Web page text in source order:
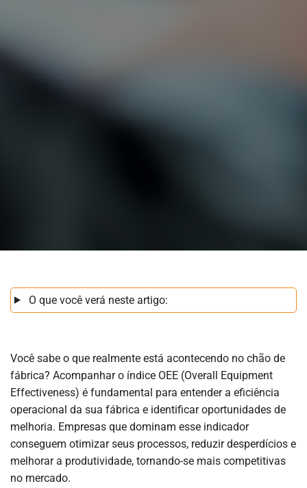
O que você verá neste artigo:
Você sabe o que realmente está acontecendo no chão de
fábrica? Acompanhar o índice OEE (Overall Equipment
Effectiveness) é fundamental para entender a eficiência
operacional da sua fábrica e identificar oportunidades de
melhoria. Empresas que dominam esse indicador
conseguem otimizar seus processos, reduzir desperdícios e
melhorar a produtividade, tornando-se mais competitivas
no mercado.